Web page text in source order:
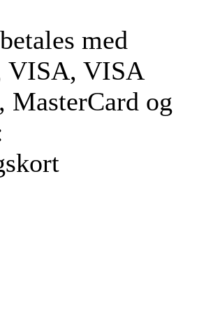
med
VISA, VISA
MasterCard og